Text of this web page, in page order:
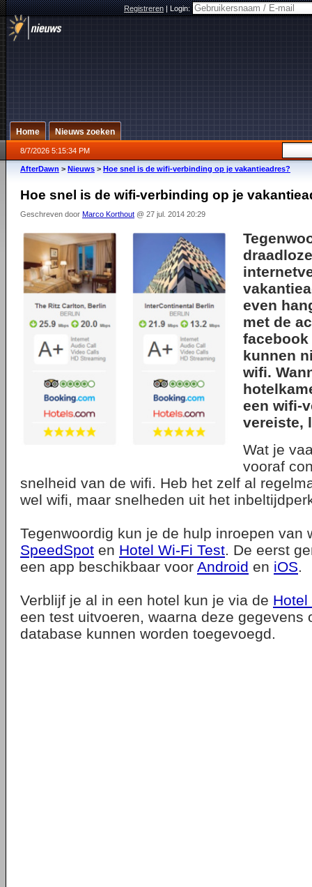
Registreren|Login:
Home Nieuws zoeken
8/7/2026 5:15:34 PM
AfterDawn > Nieuws > Hoe snel is de wifi-verbinding op je vakantieadres?
Hoe snel is de wifi-verbinding op je
Geschreven door Marco Korthout @ 27 jul. 2014 20:29
draadloze
even
met de
kunnen
wifi.
een wifi-
vereiste,
Wat je
vooraf
snelheid van de wifi. Heb het zelf al
wel wifi, maar snelheden uit het
Tegenwoordig kun je de hulp inroepen van
SpeedSpot en Hotel Wi-Fi Test. De eerst
een app beschikbaar voor Android en iOS.
Verblijf je al in een hotel kun je via de Hotel
een test uitvoeren, waarna deze gegevens
database kunnen worden toegevoegd.